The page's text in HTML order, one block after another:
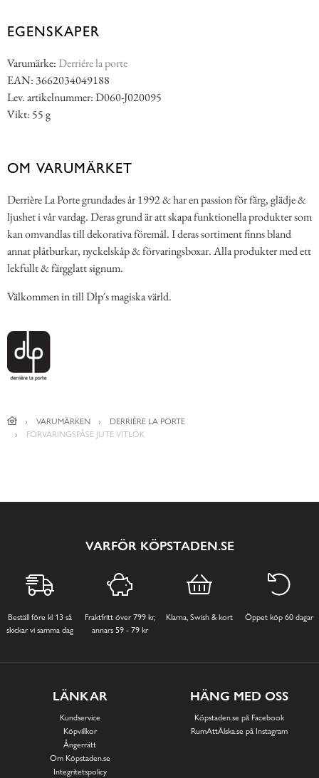
EGENSKAPER
Varumärke: Derriére la porte
EAN: 3662034049188
Lev. artikelnummer: D060-J020095
Vikt: 55 g
OM VARUMÄRKET
Derrière La Porte grundades år 1992 & har en passion för färg, glädje &
ljushet i vår vardag. Deras grund är att skapa funktionella produkter som
kan omvandlas till dekorativa föremål. I deras sortiment finns bland
annat plåtburkar, nyckelskåp & förvaringsboxar. Alla produkter med ett
lekfullt & färgglatt signum.
Välkommen in till Dlp´s magiska värld.
VARUMÄRKEN
DERRIÈRE LA PORTE
FÖRVARINGSPÅSE JUTE VITLÖK
VARFÖR KÖPSTADEN.SE
Beställ före kl 13 så
skickar vi samma dag
Fraktfritt över 799 kr,
annars 59 - 79 kr
Klarna, Swish & kort Öppet köp 60 dagar
LÄNKAR
Kundservice
Köpvillkor
Ångerrätt
Om Köpstaden.se
Integritetspolicy
HÄNG MED OSS
Köpstaden.se på Facebook
RumAttÄlska.se på Instagram